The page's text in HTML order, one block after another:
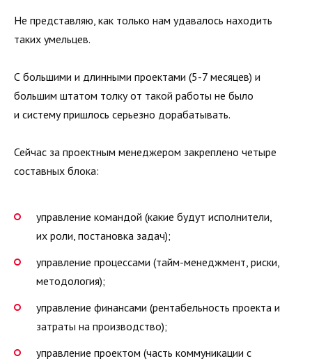
Не представляю, как только нам удавалось находить
таких умельцев.
С большими и длинными проектами (5-7 месяцев) и
большим штатом толку от такой работы не было
и систему пришлось серьезно дорабатывать.
Сейчас за проектным менеджером закреплено четыре
составных блока:
управление командой (какие будут исполнители,
их роли, постановка задач);
управление процессами (тайм-менеджмент, риски,
методология);
управление финансами (рентабельность проекта и
затраты на производство);
управление проектом (часть коммуникации с